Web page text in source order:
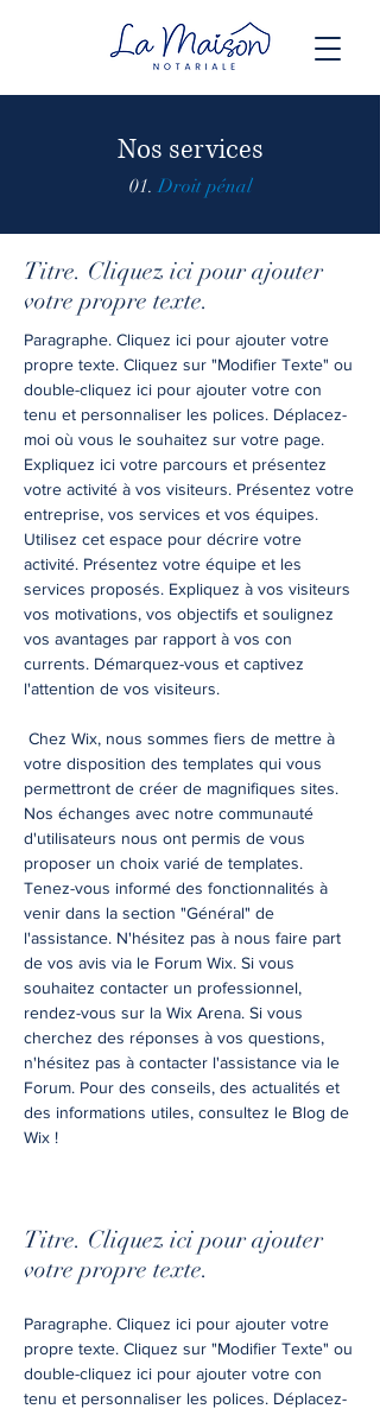
Nos services
01.Droit pénal
Titre. Cliquez ici pour ajouter
votre propre texte.
Paragraphe. Cliquez ici pour ajouter votre
propre texte. Cliquez sur "Modifier Texte" ou
double-cliquez ici pour ajouter votre con
tenu et personnaliser les polices. Déplacez-
moi où vous le souhaitez sur votre page.
Expliquez ici votre parcours et présentez
votre activité à vos visiteurs. Présentez votre
entreprise, vos services et vos équipes.
Utilisez cet espace pour décrire votre
activité. Présentez votre équipe et les
services proposés. Expliquez à vos visiteurs
vos motivations, vos objectifs et soulignez
vos avantages par rapport à vos con
currents. Démarquez-vous et captivez
l'attention de vos visiteurs.
Chez Wix, nous sommes fiers de mettre à
votre disposition des templates qui vous
permettront de créer de magnifiques sites.
Nos échanges avec notre communauté
d'utilisateurs nous ont permis de vous
proposer un choix varié de templates.
Tenez-vous informé des fonctionnalités à
venir dans la section "Général" de
l'assistance. N'hésitez pas à nous faire part
de vos avis via le Forum Wix. Si vous
souhaitez contacter un professionnel,
rendez-vous sur la Wix Arena. Si vous
cherchez des réponses à vos questions,
n'hésitez pas à contacter l'assistance via le
Forum. Pour des conseils, des actualités et
des informations utiles, consultez le Blog de
Wix !
Titre. Cliquez ici pour ajouter
votre propre texte.
Paragraphe. Cliquez ici pour ajouter votre
propre texte. Cliquez sur "Modifier Texte" ou
double-cliquez ici pour ajouter votre con
tenu et personnaliser les polices. Déplacez-